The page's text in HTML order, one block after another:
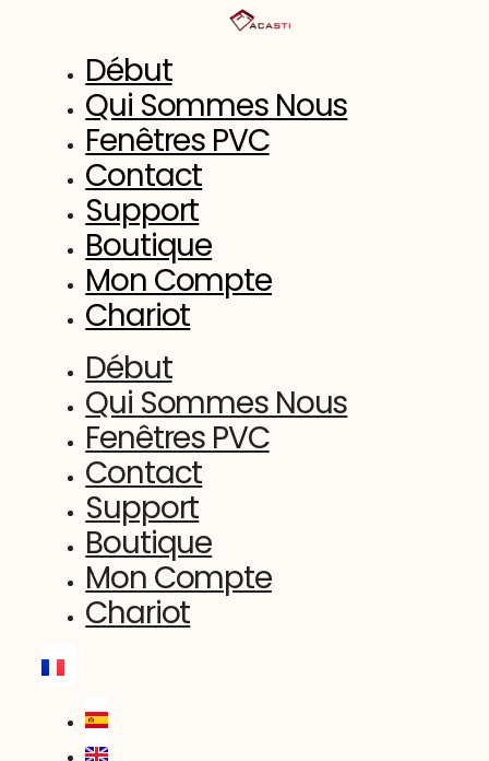
Début
Qui Sommes Nous
Fenêtres PVC
Contact
Support
Boutique
Mon Compte
Chariot
Début
Qui Sommes Nous
Fenêtres PVC
Contact
Support
Boutique
Mon Compte
Chariot